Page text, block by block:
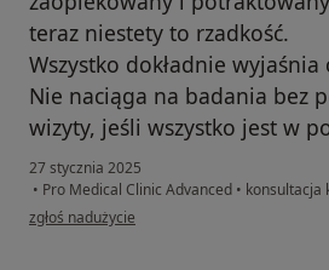
teraz niestety to rzadkość.
Wszystko dokładnie wyjaśnia
Nie naciąga na badania bez
wizyty, jeśli wszystko jest w
27 stycznia 2025
• Pro Medical Clinic Advanced • konsultacja
w opinii użytkownika Aneczka
zgłoś nadużycie